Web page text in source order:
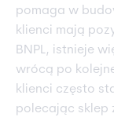
pomaga w
klienci mają
BNPL, istnieje
wrócą po
klienci często
polecając sklep